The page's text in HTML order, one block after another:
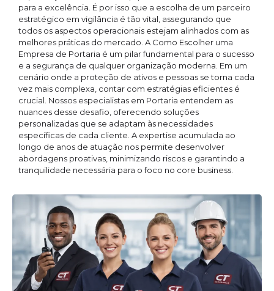
para a excelência. É por isso que a escolha de um parceiro
estratégico em vigilância é tão vital, assegurando que
todos os aspectos operacionais estejam alinhados com as
melhores práticas do mercado. A Como Escolher uma
Empresa de Portaria é um pilar fundamental para o sucesso
e a segurança de qualquer organização moderna. Em um
cenário onde a proteção de ativos e pessoas se torna cada
vez mais complexa, contar com estratégias eficientes é
crucial. Nossos especialistas em Portaria entendem as
nuances desse desafio, oferecendo soluções
personalizadas que se adaptam às necessidades
específicas de cada cliente. A expertise acumulada ao
longo de anos de atuação nos permite desenvolver
abordagens proativas, minimizando riscos e garantindo a
tranquilidade necessária para o foco no core business.